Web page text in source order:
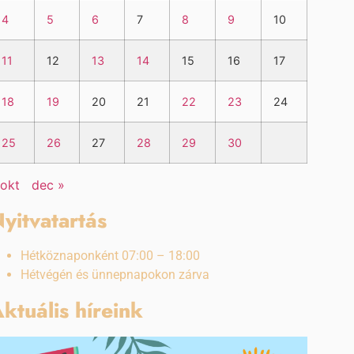
4 5 6 7 8 9 10
11 12 13 14 15 16 17
18 19 20 21 22 23 24
25 26 27 28 29 30
dec »
Hétköznaponként 07:00 – 18:00
Hétvégén és ünnepnapokon zárva
híreink